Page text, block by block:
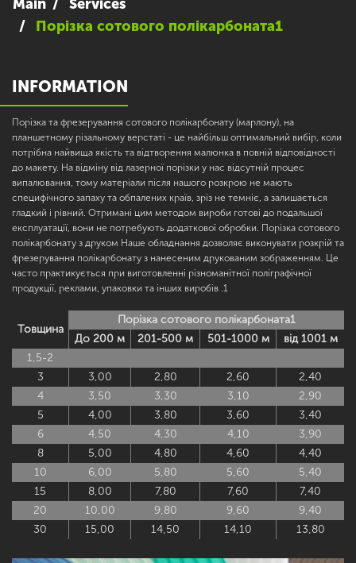
Main
Services
Порізка сотового полікарбоната1
INFORMATION
Порізка та фрезерування сотового полікарбонату (марлону), на
планшетному різальному верстаті - це найбільш оптимальний вибір, коли
потрібна найвища якість та відтворення малюнка в повній відповідності
до макету. На відміну від лазерної порізки у нас відсутній процес
випалювання, тому матеріали після нашого розкрою не мають
специфічного запаху та обпалених країв, зріз не темніє, а залишається
гладкий і рівний. Отримані цим методом вироби готові до подальшої
експлуатації, вони не потребують додаткової обробки. Порізка сотового
полікарбонату з друком Наше обладнання дозволяє виконувати розкрій та
фрезерування полікарбонату з нанесеним друкованим зображенням. Це
часто практикується при виготовленні різноманітної поліграфічної
продукції, реклами, упаковки та інших виробів .1
Товщина
Порізка сотового полікарбоната1
До 200 м
201-500 м 501-1000 м
від 1001 м
1,5-2
3
3,00 2,80 2,60
2,40
4
3,50 3,30 3,10
2,90
5
4,00 3,80 3,60
3,40
6
4,50 4,30 4,10
3,90
8
5,00 4,80 4,60
4,40
10
6,00 5,80 5,60
5,40
15
8,00 7,80 7,60
7,40
20
10,00 9,80 9,60
9,40
30
15,00 14,50 14,10 13,80